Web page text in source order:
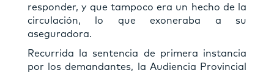
responder, y que tampoco era un hecho de la
circulación, lo que exoneraba a su
aseguradora.
Recurrida la sentencia de primera instancia
por los demandantes, la Audiencia Provincial